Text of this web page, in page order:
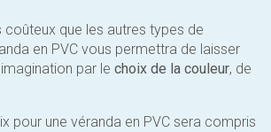
coûteux que les autres types de
en PVC vous permettra de laisser
par le choix de la couleur, de
pour une véranda en PVC sera compris